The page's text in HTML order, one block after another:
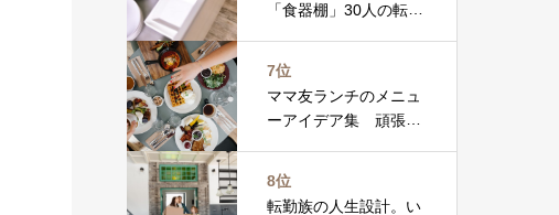
「食器棚」30人の転勤
選び方のポイントをま
とめました
7位
ママ友ランチのメニュ
ーアイデア集 頑張り
注意ポイント
8位
転勤族の人生設計。い